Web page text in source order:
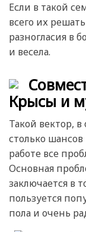
Если в такой
всего их
разногласия в
и весела.
Крысы и
Такой вектор,
столько
работе все
Основная
заключается в
пользуется
пола и очень